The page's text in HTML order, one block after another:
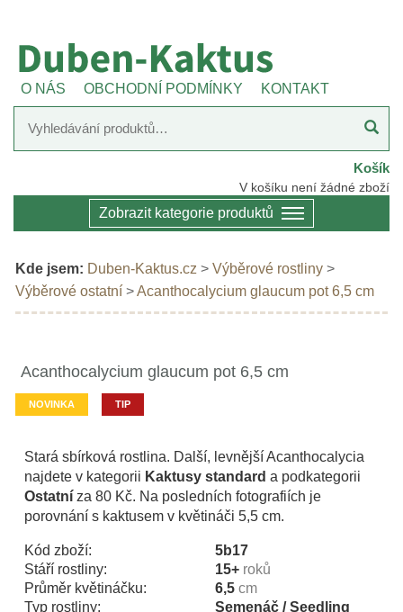
O NÁS OBCHODNÍ PODMÍNKY KONTAKT
Košík
V košíku není žádné zboží
Zobrazit kategorie produktů
Kde jsem: Duben-Kaktus.cz > Výběrové rostliny >
Výběrové ostatní >Acanthocalycium glaucum pot 6,5 cm
Acanthocalycium glaucum pot 6,5 cm
NOVINKA TIP
Stará sbírková rostlina. Další, levnější Acanthocalycia
najdete v kategorii Kaktusy standard a podkategorii
Ostatní za 80 Kč. Na posledních fotografiích je
porovnání s kaktusem v květináči 5,5 cm.
Kód zboží:
5b17
Stáří rostliny:
15+ roků
Průměr květináčku:
6,5 cm
Typ rostliny:
Semenáč / Seedling